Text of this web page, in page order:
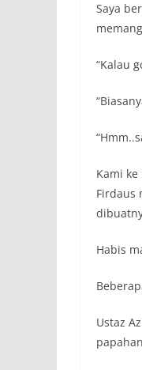
Saya
“Kalau
Kami
Firdaus
Habis
Ustaz